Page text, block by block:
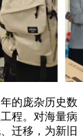
的庞杂历史数
程。对海量病
迁移，为新旧